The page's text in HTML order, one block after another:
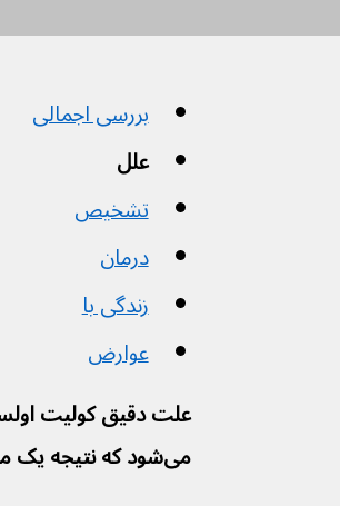
بررسی اجمالی
علل
تشخیص
درمان
زندگی با
عوارض
علت دقیق کولیت
می‌شود که نتیجه یک مشکل در سیستم ایمنی باشد.